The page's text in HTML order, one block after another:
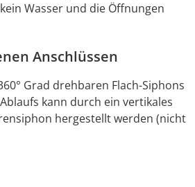
Wasser und die Öffnungen
Anschlüssen
Grad drehbaren Flach-Siphons
kann durch ein vertikales
hergestellt werden (nicht